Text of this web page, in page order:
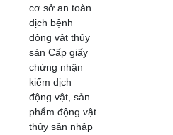
cơ sở an toàn
dịch bệnh
động vật thủy
sản Cấp giấy
chứng nhận
kiểm dịch
động vật, sản
phẩm động vật
thủy sản nhập